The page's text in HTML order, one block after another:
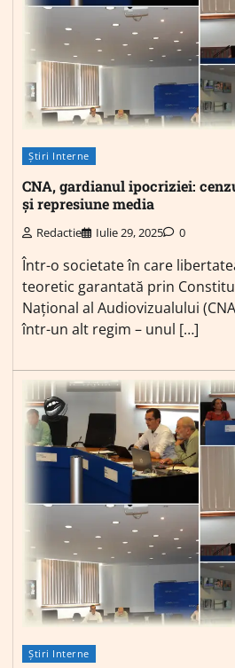
Știri Interne
CNA, gardianul ipocriziei:
și represiune media
Redactie Iulie 29, 2025 0
Într-o societate în care
teoretic garantată prin
Național al Audiovizualului
într-un alt regim – unul […]
Știri Interne